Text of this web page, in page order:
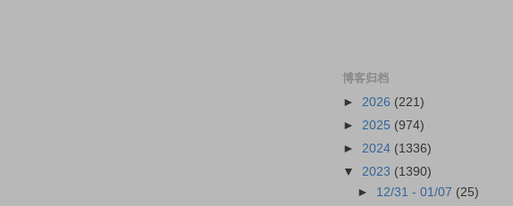
博客归档
► 2026 (221)
► 2025 (974)
► 2024 (1336)
▼ 2023 (1390)
► 12/31 - 01/07 (25)